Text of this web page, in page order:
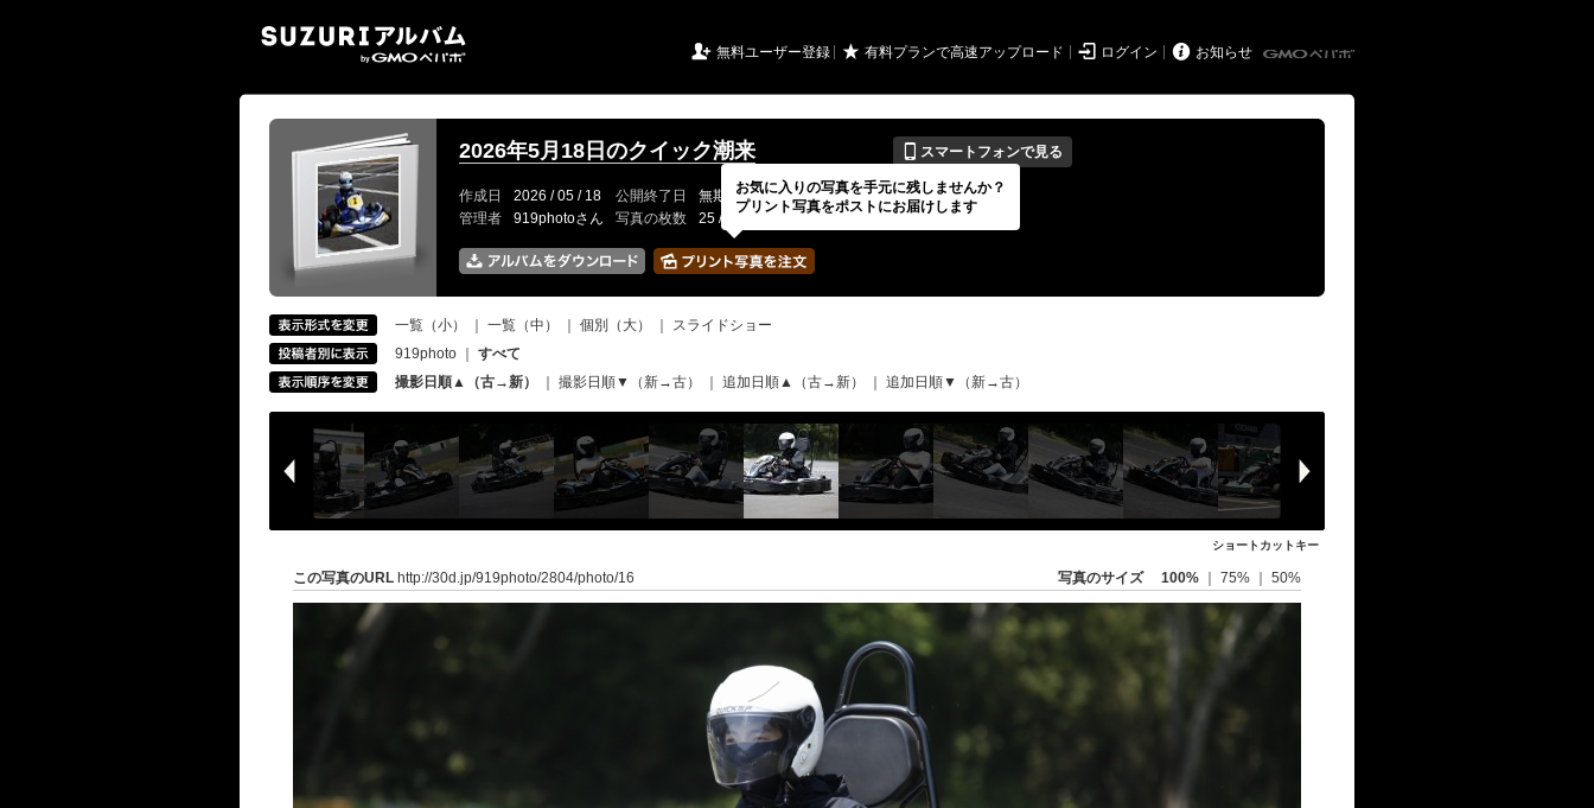
 無料ユーザー登録 ★ 有料プランで高速アップロード  ログイン  お知らせ
2026年5月18日のクイック潮来 📱 スマートフォンで見る
作成日 2026 / 05 / 18 公開終了日 無期限 イベントの期間
---
管理者
919photoさん 写真の枚数 25 / 2000枚
一覧（小） 一覧（中） 個別（大）
スライドショー
919photo
すべて
撮影日順▲（古→新）
撮影日順▼（新→古） 追加日順▲（古→新） 追加日順▼（新→古）
ショートカットキー
この写真のURL http://30d.jp/919photo/2804/photo/16 写真のサイズ 100% 75% 50%
お気に入りの写真を手元に残しませんか？
プリント写真をポストにお届けします